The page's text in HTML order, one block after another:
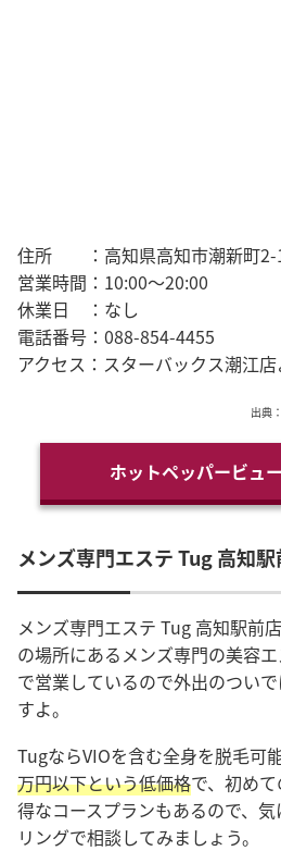
住所 ：高知県高知市潮新町2-
営業時間：10:00～20:00
休業日 ：なし
電話番号：088-854-4455
アクセス：スターバックス潮江
出典：
ホットペッパービュ
メンズ専門エステ Tug 高知
メンズ専門エステ Tug 高知駅前
の場所にあるメンズ専門の美容
で営業しているので外出のつい
すよ。
TugならVIOを含む全身を脱毛可能
万円以下という低価格で、初め
得なコースプランもあるので、
リングで相談してみましょう。